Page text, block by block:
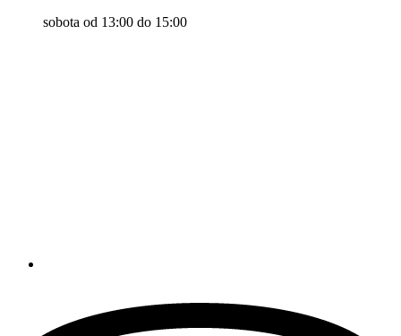
sobota od 13:00 do 15:00